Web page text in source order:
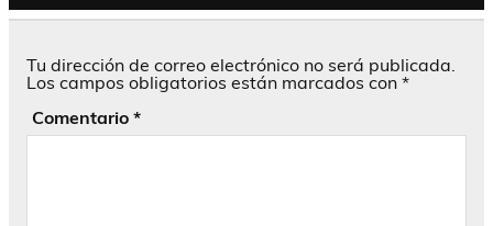
Tu dirección de correo electrónico no será publicada.
Los campos obligatorios están marcados con *
Comentario *